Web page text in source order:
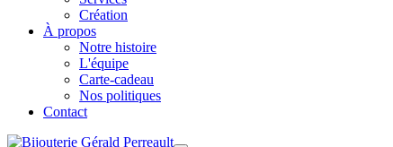
Création
À propos
Notre histoire
L'équipe
Carte-cadeau
Nos politiques
Contact